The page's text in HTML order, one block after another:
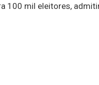
100 mil eleitores,